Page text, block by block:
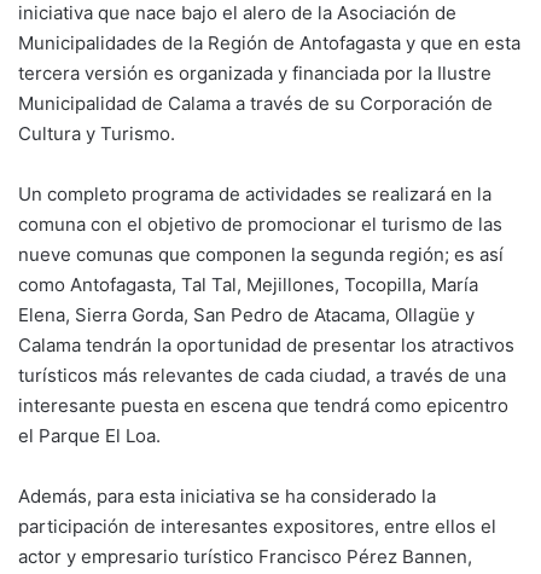
iniciativa que nace bajo el alero de la Asociación de
Municipalidades de la Región de Antofagasta y que en esta
tercera versión es organizada y financiada por la Ilustre
Municipalidad de Calama a través de su Corporación de
Cultura y Turismo.
Un completo programa de actividades se realizará en la
comuna con el objetivo de promocionar el turismo de las
nueve comunas que componen la segunda región; es así
como Antofagasta, Tal Tal, Mejillones, Tocopilla, María
Elena, Sierra Gorda, San Pedro de Atacama, Ollagüe y
Calama tendrán la oportunidad de presentar los atractivos
turísticos más relevantes de cada ciudad, a través de una
interesante puesta en escena que tendrá como epicentro
el Parque El Loa.
Además, para esta iniciativa se ha considerado la
participación de interesantes expositores, entre ellos el
actor y empresario turístico Francisco Pérez Bannen,